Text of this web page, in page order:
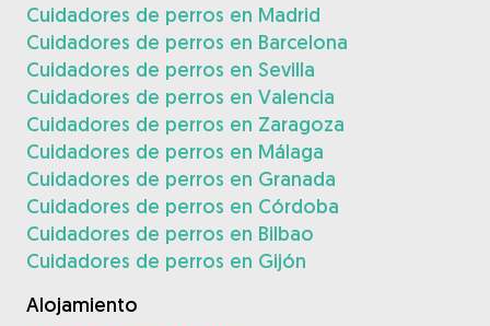
Cuidadores de perros en Madrid
Cuidadores de perros en Barcelona
Cuidadores de perros en Sevilla
Cuidadores de perros en Valencia
Cuidadores de perros en Zaragoza
Cuidadores de perros en Málaga
Cuidadores de perros en Granada
Cuidadores de perros en Córdoba
Cuidadores de perros en Bilbao
Cuidadores de perros en Gijón
Alojamiento